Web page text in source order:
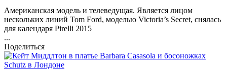
Американская модель и телеведущая. Является лицом
нескольких линий Tom Ford, моделью Victoria’s Secret, снялась
для календаря Pirelli 2015
...
Поделиться